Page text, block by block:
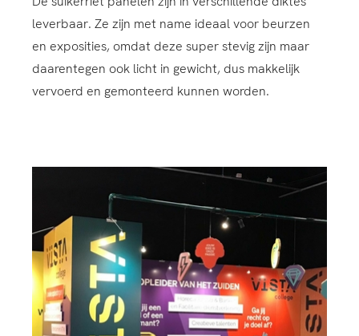
leverbaar. Ze zijn met name ideaal voor beurzen
en exposities, omdat deze super stevig zijn maar
daarentegen ook licht in gewicht, dus makkelijk
vervoerd en gemonteerd kunnen worden.